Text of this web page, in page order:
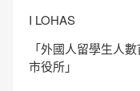
I LOHAS
「外國人留學生人
市役所」